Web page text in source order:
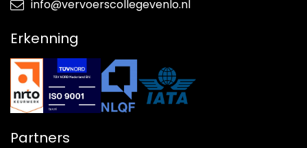
info@vervoerscollegevenlo.nl
Erkenning
Partners